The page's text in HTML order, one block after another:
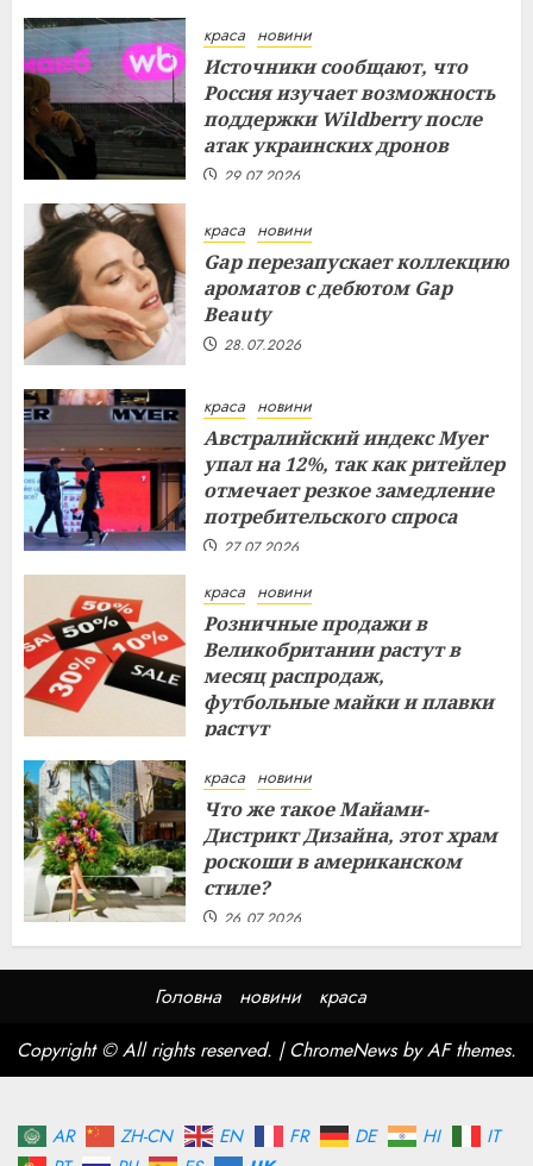
краса новини
Источники сообщают, что
Россия изучает возможность
поддержки Wildberry после
атак украинских дронов
29.07.2026
краса новини
Gap перезапускает коллекцию
ароматов с дебютом Gap
Beauty
28.07.2026
краса новини
Австралийский индекс Myer
упал на 12%, так как ритейлер
отмечает резкое замедление
потребительского спроса
27.07.2026
краса новини
Розничные продажи в
Великобритании растут в
месяц распродаж,
футбольные майки и плавки
растут
краса новини
Что же такое Майами-
Дистрикт Дизайна, этот храм
роскоши в американском
стиле?
26.07.2026
Головна новини
краса
Copyright © All rights reserved. |ChromeNewsby AF themes.
AR ZH-CN EN FR DE HI
IT